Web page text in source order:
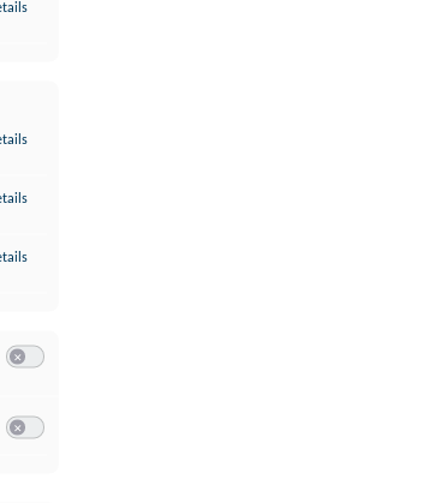
Google Analytics